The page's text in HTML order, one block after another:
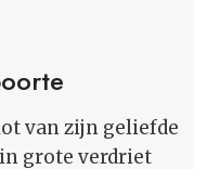
van zijn geliefde
grote verdriet